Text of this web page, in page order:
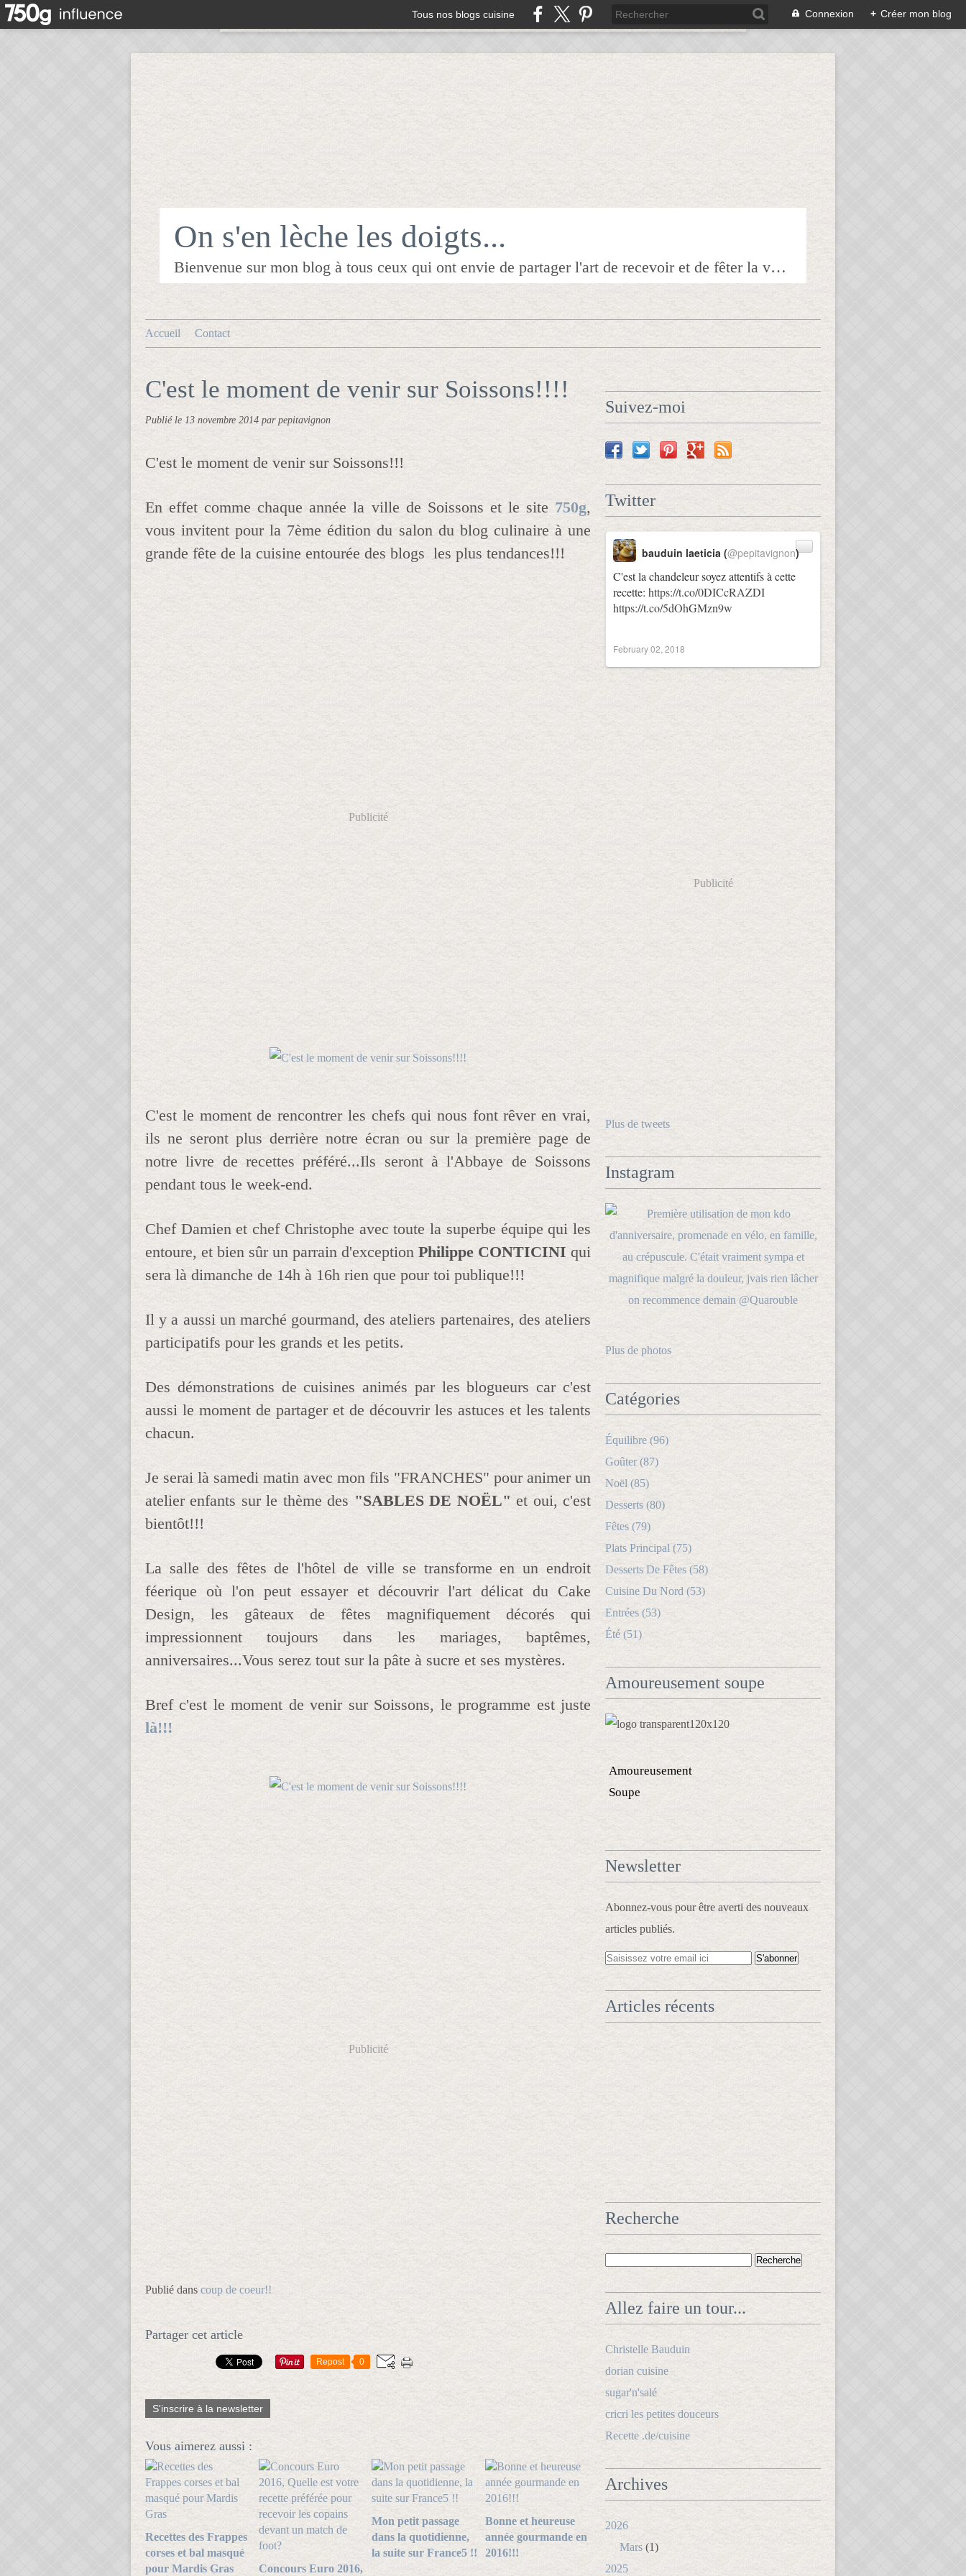
Tous nos blogs cuisine Connexion + Créer mon blog
On s'en lèche les doigts...
Bienvenue sur mon blog à tous ceux qui ont envie de partager l'art de recevoir et de fêter la veille le lendemain.Pour tous les épicuriens, hédonistes et autres amoureux de la bonne chair!!!!j'espère que vous trouverez mes astuces et mes recettes amusantes et que vous prendrez plaisir à les réaliser.n'hésitez surtout pas à me laisser vos réactions ou vos suggestions pour que tout le monde en profite!!!allez maintenant tous à table!!! Pepitavignon.
Accueil Contact
C'est le moment de venir sur Soissons!!!!
Publié le 13 novembre 2014 par pepitavignon
C'est le moment de venir sur Soissons!!!
En effet comme chaque année la ville de Soissons et le site 750g,
vous invitent pour la 7ème édition du salon du blog culinaire à une
grande fête de la cuisine entourée des blogs les plus tendances!!!
Publicité
C'est le moment de rencontrer les chefs qui nous font rêver en vrai,
ils ne seront plus derrière notre écran ou sur la première page de
notre livre de recettes préféré...Ils seront à l'Abbaye de Soissons
pendant tous le week-end.
Chef Damien et chef Christophe avec toute la superbe équipe qui les
entoure, et bien sûr un parrain d'exception Philippe CONTICINI qui
sera là dimanche de 14h à 16h rien que pour toi publique!!!
Il y a aussi un marché gourmand, des ateliers partenaires, des ateliers
participatifs pour les grands et les petits.
Des démonstrations de cuisines animés par les blogueurs car c'est
aussi le moment de partager et de découvrir les astuces et les talents
chacun.
Je serai là samedi matin avec mon fils "FRANCHES" pour animer un
atelier enfants sur le thème des "SABLES DE NOËL" et oui, c'est
bientôt!!!
La salle des fêtes de l'hôtel de ville se transforme en un endroit
féerique où l'on peut essayer et découvrir l'art délicat du Cake
Design, les gâteaux de fêtes magnifiquement décorés qui
impressionnent toujours dans les mariages, baptêmes,
anniversaires...Vous serez tout sur la pâte à sucre et ses mystères.
Bref c'est le moment de venir sur Soissons, le programme est juste
là!!!
Publicité
Publié dans coup de coeur!!
Partager cet article
Repost 0
S'inscrire à la newsletter
Vous aimerez aussi :
Recettes des Frappes
corses et bal masqué
pour Mardis Gras
Concours Euro 2016,
Mon petit passage
dans la quotidienne,
la suite sur France5 !!
Bonne et heureuse
année gourmande en
2016!!!
Suivez-moi
Twitter
C'est la chandeleur soyez attentifs à cette
recette: https://t.co/0DICcRAZDI
https://t.co/5dOhGMzn9w
bauduin laeticia (@pepitavignon)
February 02, 2018
Publicité
Plus de tweets
Instagram
Plus de photos
Catégories
Équilibre (96)
Goûter (87)
Noël (85)
Desserts (80)
Fêtes (79)
Plats Principal (75)
Desserts De Fêtes (58)
Cuisine Du Nord (53)
Entrées (53)
Été (51)
Amoureusement soupe
Amoureusement
Soupe
Newsletter
Abonnez-vous pour être averti des nouveaux
articles publiés.
Articles récents
Recherche
Allez faire un tour...
Christelle Bauduin
dorian cuisine
sugar'n'salé
cricri les petites douceurs
Recette .de/cuisine
Archives
2026
Mars (1)
2025